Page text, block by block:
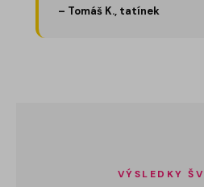
– Tomáš K., tatínek
VÝSLEDKY